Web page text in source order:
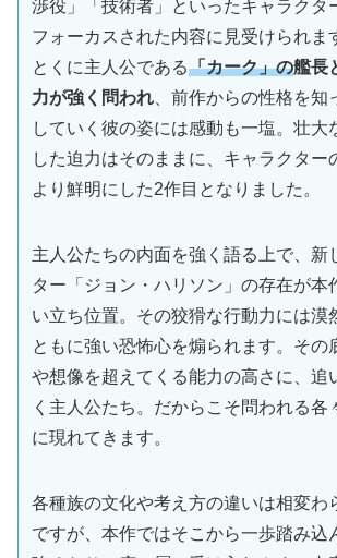
渉役」「技術者」といったキャラクタ
フォーカスされた内容に見受けられま
とくに主人公である「カーク」の艦長
力が強く問われ 、前作からの性格を
していく彼の姿には感動も一塩。壮大
した迫力はそのままに、キャラクター
より鮮明にした2作目となりました。
主人公たちの内面を強く語る上で、新
ター「ジョン・ハリソン」の存在が本
い立ち位置。その狡猾な行動力には漠
ともに強い恐怖心を煽られます。その
や想像を超えてくる能力の高さに、追
く主人公たち。だからこそ問われる各
に現れてきます。
各種族の文化や考え方の違いは相変わ
ですが、本作ではそこから一歩踏み込